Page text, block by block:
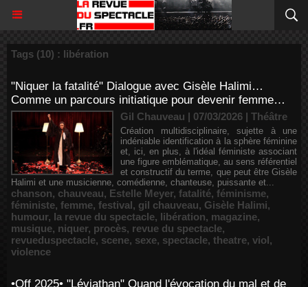
Tags (10) : libération
"Niquer la fatalité" Dialogue avec Gisèle Halimi…
Comme un parcours initiatique pour devenir femme…
Gil Chauveau | 07/03/2026 | Théâtre
Création multidisciplinaire, sujette à une
indéniable identification à la sphère féminine
et, ici, en plus, à l'idéal féministe associant
une figure emblématique, au sens référentiel
et constructif du terme, que peut être Gisèle
Halimi et une musicienne, comédienne, chanteuse, puissante et...
chanson, chauveau, Estelle Meyer, fatalité, féminisme,
féministe, femme, festival, gil chauveau, Gisèle Halimi,
humour, la revue du spectacle, libération, magazine,
musique, niquer, procès, revue du spectacle,
revueduspectacle, scene, sexe, spectacle, theatre, viol,
violence
•Off 2025• "Léviathan" Quand l'évocation du mal et de